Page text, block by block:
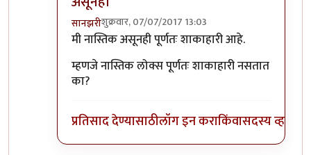
सानझरीशुक्रवार, 07/07/2017 13:03
In reply toमी नास्तिक असूनही पूर्णतःby
मी नास्तिक असूनही पूर्णतः शाकाहारी आहे.
म्हणजे नास्तिक लोक्स पूर्णतः शाकाहारी नसतात
का?
प्रतिसाद देण्यासाठीलॉग इन कराकिंवासदस्य व्हा